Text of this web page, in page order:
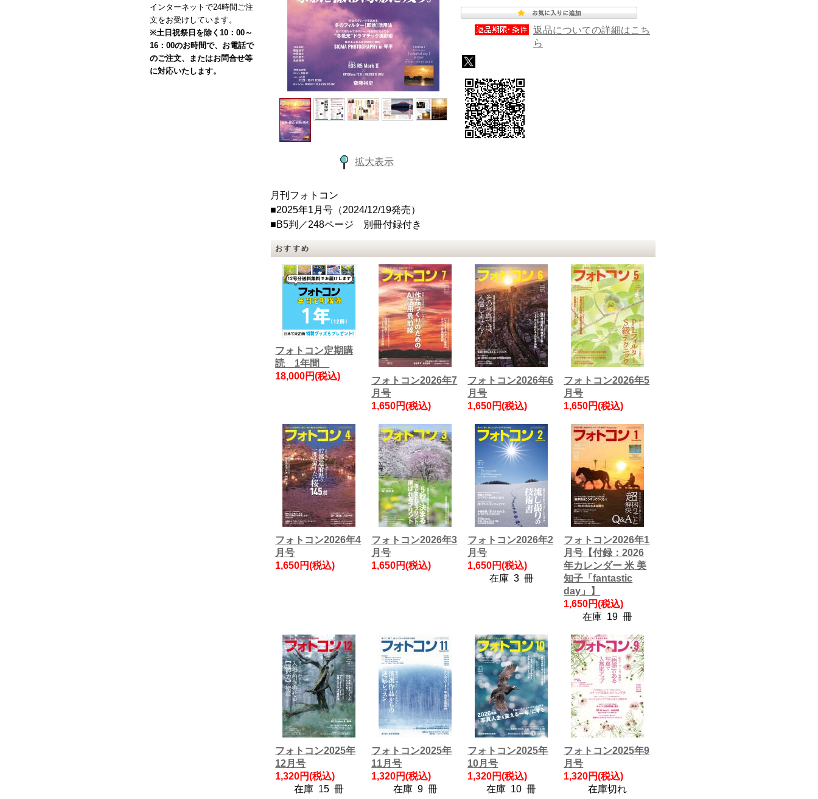
インターネットで24時間ご注
文をお受けしています。
※土日祝祭日を除く10：00～
16：00のお時間で、お電話で
のご注文、またはお問合せ等
に対応いたします。
拡大表示
返品についての詳細はこち
ら
月刊フォトコン
■2025年1月号（2024/12/19発売）
■B5判／248ページ 別冊付録付き
おすすめ
フォトコン定期購
読 1年間
18,000円(税込)
フォトコン2026年7
月号
1,650円(税込)
フォトコン2026年6
月号
1,650円(税込)
フォトコン2026年5
月号
1,650円(税込)
フォトコン2026年4
月号
1,650円(税込)
フォトコン2026年3
月号
1,650円(税込)
フォトコン2026年2
月号
1,650円(税込)
在庫 3 冊
フォトコン2026年1
月号【付録：2026
年カレンダー 米 美
知子「fantastic
day」】
1,650円(税込)
在庫 19 冊
フォトコン2025年
12月号
1,320円(税込)
在庫 15 冊
フォトコン2025年
11月号
1,320円(税込)
在庫 9 冊
フォトコン2025年
10月号
1,320円(税込)
在庫 10 冊
フォトコン2025年9
月号
1,320円(税込)
在庫切れ